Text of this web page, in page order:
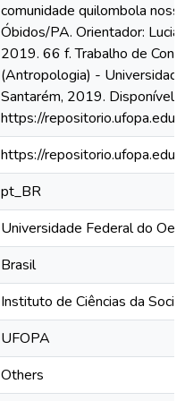
comunidade quilombola
Óbidos/PA. Orientador:
2019. 66 f. Trabalho de
(Antropologia) -
Santarém, 2019. Disponível
https://
https://
pt_BR
Universidade Federal do
Brasil
Instituto de Ciências da
UFOPA
Others